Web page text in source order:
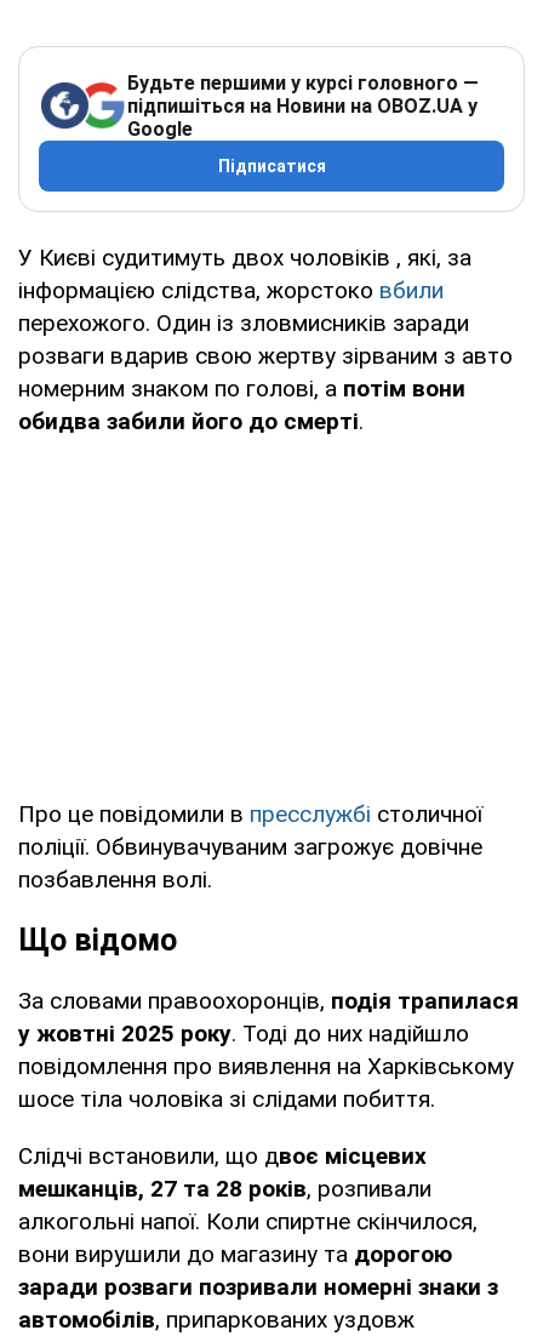
Будьте першими у курсі головного —
підпишіться на Новини на OBOZ.UA у
Google
Підписатися
У Києві судитимуть двох чоловіків , які, за
інформацією слідства, жорстоко вбили
перехожого. Один із зловмисників заради
розваги вдарив свою жертву зірваним з авто
номерним знаком по голові, а потім вони
обидва забили його до смерті.
Про це повідомили в пресслужбі столичної
поліції. Обвинувачуваним загрожує довічне
позбавлення волі.
Що відомо
За словами правоохоронців, подія трапилася
у жовтні 2025 року. Тоді до них надійшло
повідомлення про виявлення на Харківському
шосе тіла чоловіка зі слідами побиття.
Слідчі встановили, що двоє місцевих
мешканців, 27 та 28 років, розпивали
алкогольні напої. Коли спиртне скінчилося,
вони вирушили до магазину та дорогою
заради розваги позривали номерні знаки з
автомобілів, припаркованих уздовж